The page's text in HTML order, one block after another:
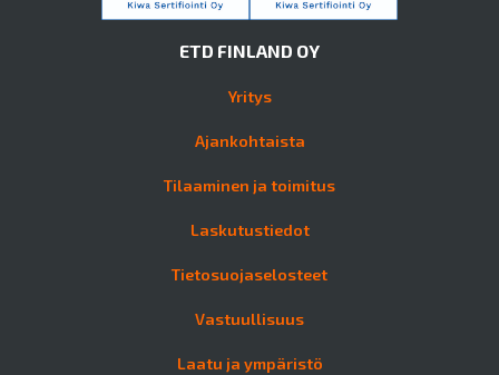
ETD FINLAND OY
Yritys
Ajankohtaista
Tilaaminen ja toimitus
Laskutustiedot
Tietosuojaselosteet
Vastuullisuus
Laatu ja ympäristö